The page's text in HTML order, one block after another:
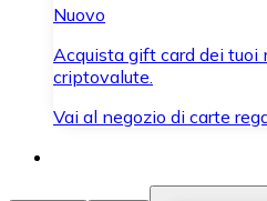
Nuovo
Acquista gift card dei tuoi
criptovalute.
Vai al negozio di carte